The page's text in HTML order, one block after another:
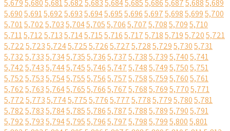
5,6795,6805,6815,6825,6835,6845,6855,6865,6875,6885,689
5,6905,6915,6925,6935,6945,6955,6965,6975,6985,6995,700
5,7015,7025,7035,7045,7055,7065,7075,7085,7095,710
5,7115,7125,7135,7145,7155,7165,7175,7185,7195,7205,721
5,7225,7235,7245,7255,7265,7275,7285,7295,7305,731
5,7325,7335,7345,7355,7365,7375,7385,7395,7405,741
5,7425,7435,7445,7455,7465,7475,7485,7495,7505,751
5,7525,7535,7545,7555,7565,7575,7585,7595,7605,761
5,7625,7635,7645,7655,7665,7675,7685,7695,7705,771
5,7725,7735,7745,7755,7765,7775,7785,7795,7805,781
5,7825,7835,7845,7855,7865,7875,7885,7895,7905,791
5,7925,7935,7945,7955,7965,7975,7985,7995,8005,801